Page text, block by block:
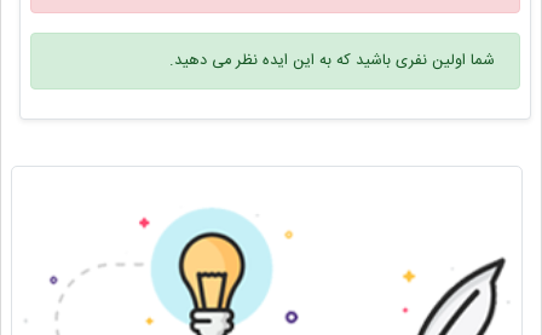
شما اولین نفری باشید که به این ایده نظر می دهید.